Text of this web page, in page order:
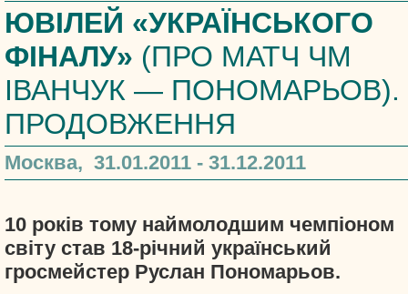
ЮВІЛЕЙ «УКРАЇНСЬКОГО
ФІНАЛУ» (ПРО МАТЧ ЧМ
ІВАНЧУК — ПОНОМАРЬОВ).
ПРОДОВЖЕННЯ
Москва, 31.01.2011 - 31.12.2011
10 років тому наймолодшим чемпіоном
світу став 18-річний український
гросмейстер Руслан Пономарьов.